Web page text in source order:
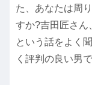
た、あなたは周
すか?吉田匠さん
という話をよく
く評判の良い男で